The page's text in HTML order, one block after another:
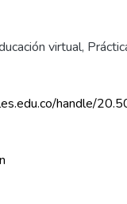
virtual,
handle/